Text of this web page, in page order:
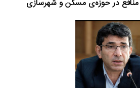
در حوزه‌ی مسکن و شهرسازی